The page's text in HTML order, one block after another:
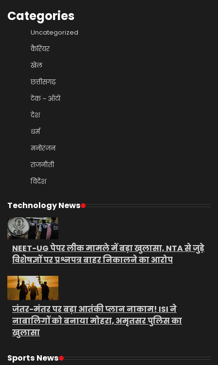
Categories
Uncategorized
कैरियर
खेल
छत्तीसगढ़
टेक – ऑटो
देश
धर्म
मनोरंजन
राजनीती
विदेश
Technology News
NEET-UG पेपर लीक मामले में बड़ा खुलासा, NTA से जुड़े
विशेषज्ञों पर प्रश्नपत्र बाहर निकालने का आरोप
जंतर-मंतर पर बड़ा आतंकी प्लान नाकाम! ISI ने
नाबालिगों को बनाया मोहरा, अमृतसर पुलिस का
खुलासा
Sports News